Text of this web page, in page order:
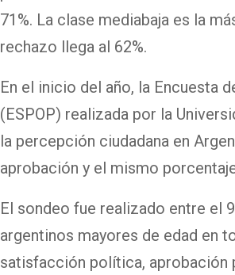
71%. La clase mediabaja es la
rechazo llega al 62%.
En el inicio del año, la Encuesta
(ESPOP) realizada por la
la percepción ciudadana en
aprobación y el mismo
El sondeo fue realizado entre el
argentinos mayores de edad en
satisfacción política, aprobación